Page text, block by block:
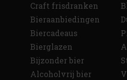
Craft frisdranken
Bieraanbiedingen
Biercadeaus
Bierglazen
Bijzonder bier
Alcoholvrij bier